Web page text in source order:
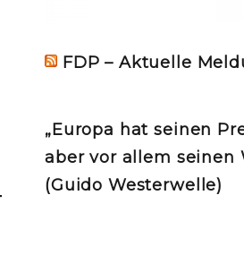
FDP – Aktuelle
„Europa hat seinen
aber vor allem seinen
(Guido Westerwelle)